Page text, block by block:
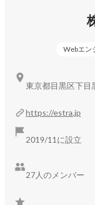
Webエン
https://estra.jp
2019/11に設立
27人のメンバー
東京都目黒区下目